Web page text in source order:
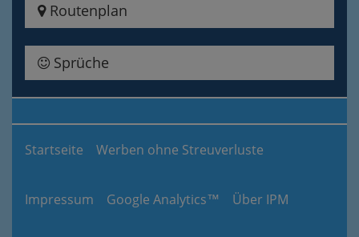
Routenplan
Sprüche
Startseite Werben ohne Streuverluste
Impressum Google Analytics™ Über IPM